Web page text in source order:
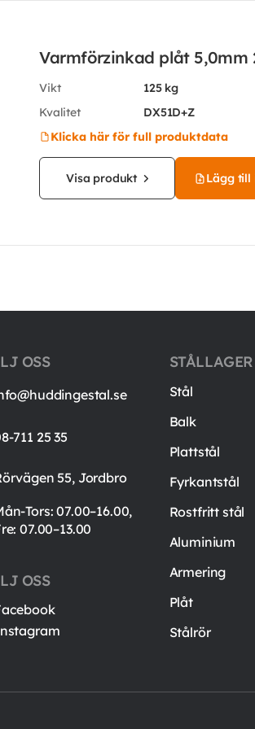
Varmförzinkad plåt 5,0mm
Vikt
125 kg
Kvalitet
DX51D+Z
Klicka här för full produktdata
Visa produkt Lägg
OSS
711 25 35
55, Jordbro
Tors: 07.00–16.00,
07.00–13.00
OSS
STÅLLAGER
Stål
Balk
Plattstål
Fyrkantstål
Rostfritt stål
Aluminium
Armering
Plåt
Stålrör